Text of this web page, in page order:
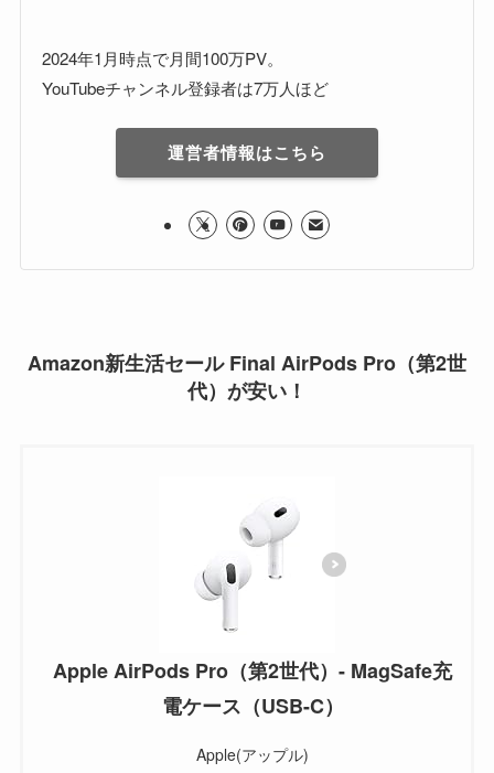
2024年1月時点で月間100万PV。
YouTubeチャンネル登録者は7万人ほど
運営者情報はこちら
Amazon新生活セール Final AirPods Pro（第2世
代）が安い！
Apple AirPods Pro（第2世代）​​​​​​​- MagSafe充
電ケース（USB-C）
Apple(アップル)